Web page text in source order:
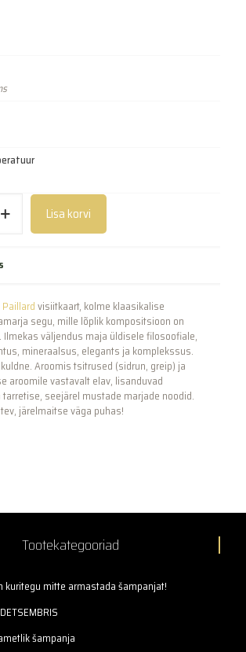
Lisa korvi
visiitkaart, kolme klaasikalise
segu, mille lõplik kompositsioon on
Ilmekas väljendus maja üldisele filosoofiale,
mineraalsus, elegants ja komplekssus.
Aroomis tsitrused (sidrun, greip) ja
aroomile vastavalt elav, lisanduvad
seejärel mustade marjade noodid.
järelmaitse väga puhas!
Tootekategooriad
kuritegu mitte armastada šampanjat!
šampanja